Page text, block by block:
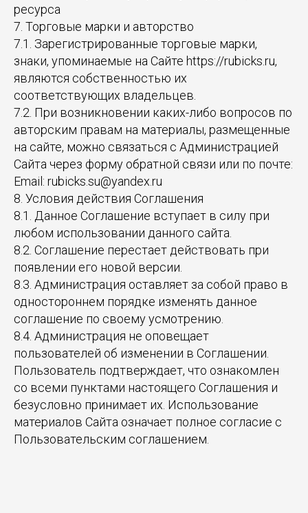
ресурса
7. Торговые марки и авторство
7.1. Зарегистрированные торговые марки,
знаки, упоминаемые на Сайте https://rubicks.ru,
являются собственностью их
соответствующих владельцев.
7.2. При возникновении каких-либо вопросов по
авторским правам на материалы, размещенные
на сайте, можно связаться с Администрацией
Сайта через форму обратной связи или по почте:
Email: rubicks.su@yandex.ru
8. Условия действия Соглашения
8.1. Данное Соглашение вступает в силу при
любом использовании данного сайта.
8.2. Соглашение перестает действовать при
появлении его новой версии.
8.3. Администрация оставляет за собой право в
одностороннем порядке изменять данное
соглашение по своему усмотрению.
8.4. Администрация не оповещает
пользователей об изменении в Соглашении.
Пользователь подтверждает, что ознакомлен
со всеми пунктами настоящего Соглашения и
безусловно принимает их. Использование
материалов Сайта означает полное согласие с
Пользовательским соглашением.